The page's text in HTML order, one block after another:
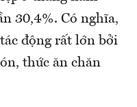
30,4%. Có nghĩa,
động rất lớn bởi
thức ăn chăn